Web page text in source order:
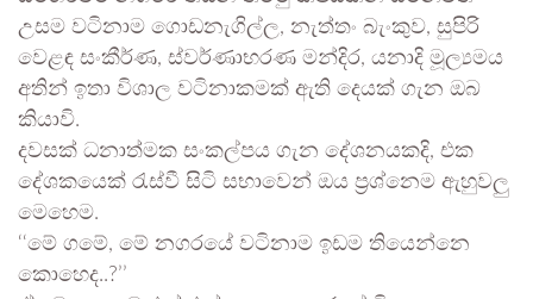
උසම වටිනාම ගොඩනැගිල්ල, නැත්තං බැංකුව, සුපිරි
වෙළඳ සංකීර්ණ, ස්වර්ණාභරණ මන්දිර, යනාදි මූල්‍යමය
අතින් ඉතා විශාල වටිනාකමක් ඇති දෙයක් ගැන ඔබ
කියාවි.
දවසක් ධනාත්මක සංකල්පය ගැන දේශනයකදි, එක
දේශකයෙක් රැස්වී සිටි සභාවෙන් ඔය ප්‍රශ්නෙම ඇහුවලු
මෙහෙම.
‘‘මේ ගමේ, මේ නගරයේ වටිනාම ඉඩම තියෙන්නෙ
කොහෙද..?’’